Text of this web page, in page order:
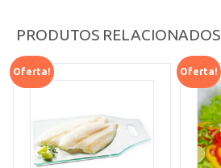
PRODUTOS RELACIONADOS
Oferta! Oferta!